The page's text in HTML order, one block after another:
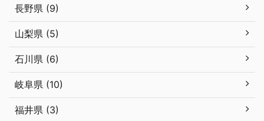
長野県 (9)
山梨県 (5)
石川県 (6)
岐阜県 (10)
福井県 (3)